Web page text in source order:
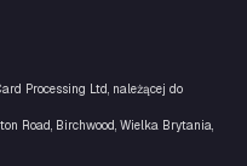
Processing Ltd, należącej do
Road, Birchwood, Wielka Brytania,